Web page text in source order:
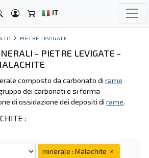
IT
PIETRE LEVIGATE
- PIETRE LEVIGATE -
composto da carbonato di rame
dei carbonati e si forma
di ossidazione dei depositi di rame.
:
minerale : Malachite